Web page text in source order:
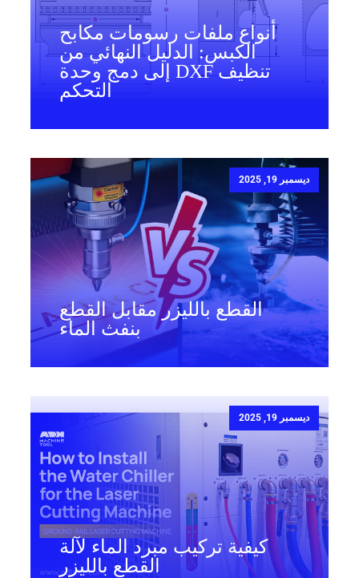
أنواع ملفات رسومات مكابح
الكبس: الدليل النهائي من
تنظيف DXF إلى دمج وحدة
التحكم
ديسمبر 19, 2025
القطع بالليزر مقابل القطع
بنفث الماء
ديسمبر 19, 2025
كيفية تركيب مبرد الماء لآلة
القطع بالليزر